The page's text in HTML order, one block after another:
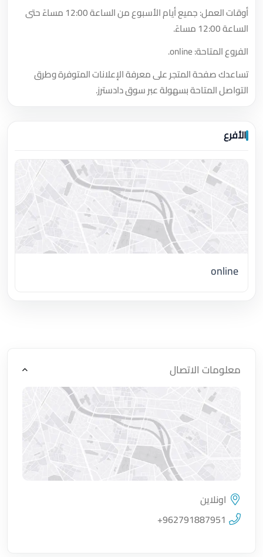
أوقات العمل: جميع أيام الأسبوع من الساعة 12:00 مساءً حتى
الساعة 12:00 مساءً.
الفروع المتاحة: online.
تساعدك صفحة المتجر على معرفة الإعلانات المتوفرة وطرق
التواصل المتاحة بسهولة عبر سوق دادسترز.
الأفرع
online
معلومات الاتصال
اضغط لتحميل الموقع
اونلاين
+962791887951